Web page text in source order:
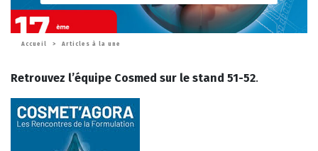
Accueil > Articles à la une
Retrouvez l’équipe Cosmed sur le stand 51-52.